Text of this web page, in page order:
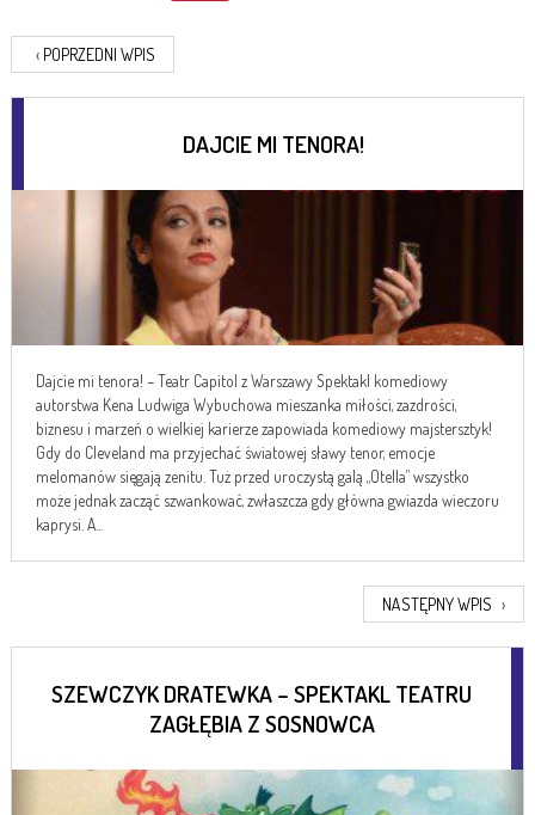
‹ POPRZEDNI WPIS
DAJCIE MI TENORA!
Dajcie mi tenora! – Teatr Capitol z Warszawy Spektakl komediowy
autorstwa Kena Ludwiga Wybuchowa mieszanka miłości, zazdrości,
biznesu i marzeń o wielkiej karierze zapowiada komediowy majstersztyk!
Gdy do Cleveland ma przyjechać światowej sławy tenor, emocje
melomanów sięgają zenitu. Tuż przed uroczystą galą „Otella” wszystko
może jednak zacząć szwankować, zwłaszcza gdy główna gwiazda wieczoru
kaprysi. A...
NASTĘPNY WPIS ›
SZEWCZYK DRATEWKA – SPEKTAKL TEATRU
ZAGŁĘBIA Z SOSNOWCA